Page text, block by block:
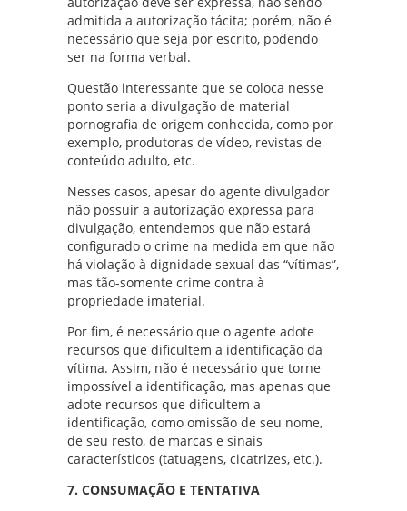
admitida a autorização tácita; porém, não é
necessário que seja por escrito, podendo
ser na forma verbal.
Questão interessante que se coloca nesse
ponto seria a divulgação de material
pornografia de origem conhecida, como por
exemplo, produtoras de vídeo, revistas de
conteúdo adulto, etc.
Nesses casos, apesar do agente divulgador
não possuir a autorização expressa para
divulgação, entendemos que não estará
configurado o crime na medida em que não
há violação à dignidade sexual das “vítimas”,
mas tão-somente crime contra à
propriedade imaterial.
Por fim, é necessário que o agente adote
recursos que dificultem a identificação da
vítima. Assim, não é necessário que torne
impossível a identificação, mas apenas que
adote recursos que dificultem a
identificação, como omissão de seu nome,
de seu resto, de marcas e sinais
característicos (tatuagens, cicatrizes, etc.).
7. CONSUMAÇÃO E TENTATIVA